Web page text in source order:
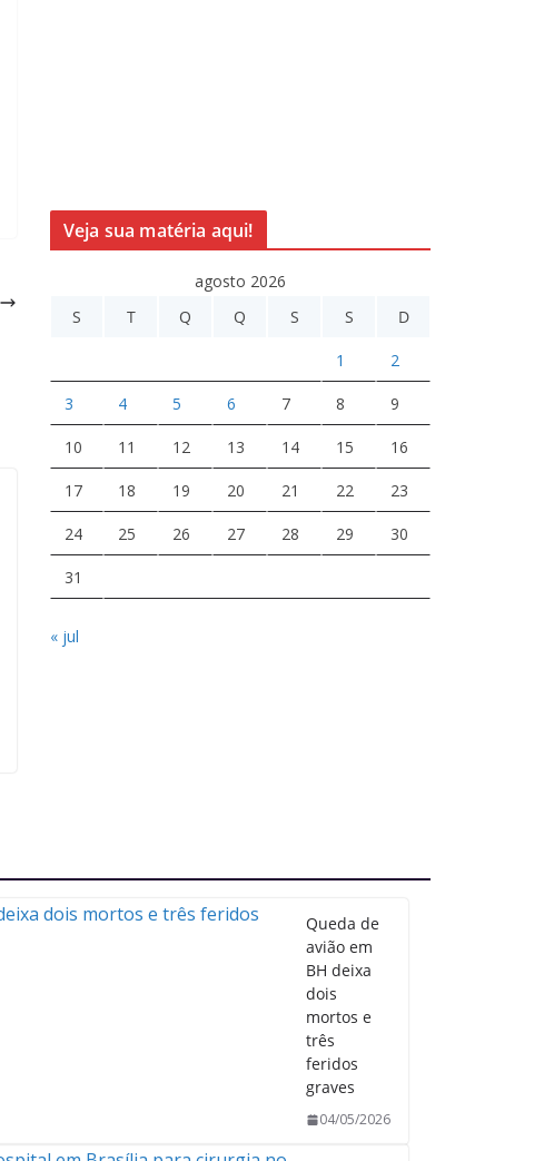
Veja sua matéria aqui!
agosto 2026
S
T Q Q S S D
1 2
3 4 5 6 7 8 9
10 11 12 13 14 15 16
17 18 19 20 21 22 23
24 25 26 27 28 29 30
31
« jul
Queda de
avião em
BH deixa
dois
mortos e
três
feridos
graves
04/05/2026